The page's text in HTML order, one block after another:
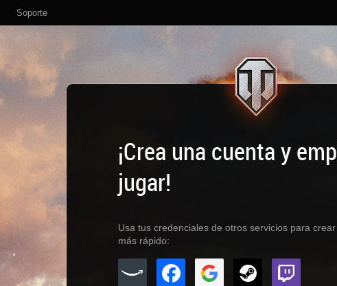
Soporte
¡Crea una cuenta y
jugar!
Usa tus credenciales de otros servicios para
más rápido: